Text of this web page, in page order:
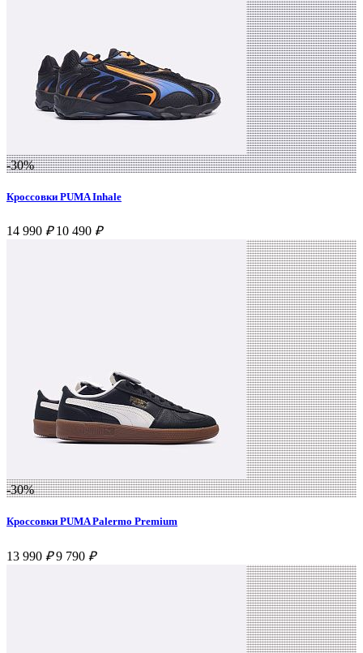
-30%
Кроссовки PUMA Inhale
14 990 ₽ 10 490 ₽
-30%
Кроссовки PUMA Palermo Premium
13 990 ₽ 9 790 ₽